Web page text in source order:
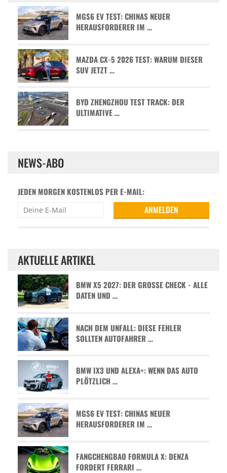
MGS6 EV TEST: CHINAS NEUER
HERAUSFORDERER IM …
MAZDA CX-5 2026 TEST: WARUM DIESER
SUV JETZT …
BYD ZHENGZHOU TEST TRACK: DER
ULTIMATIVE …
NEWS-ABO
JEDEN MORGEN KOSTENLOS PER E-MAIL:
AKTUELLE ARTIKEL
BMW X5 2027: DER GROSSE CHECK - ALLE D
ATEN UND …
NACH DEM UNFALL: DIESE FEHLER
SOLLTEN AUTOFAHRER …
BMW IX3 UND ALEXA+: WENN DAS AUTO
PLÖTZLICH …
MGS6 EV TEST: CHINAS NEUER
HERAUSFORDERER IM …
FANGCHENGBAO FORMULA X: DENZA
FORDERT FERRARI …